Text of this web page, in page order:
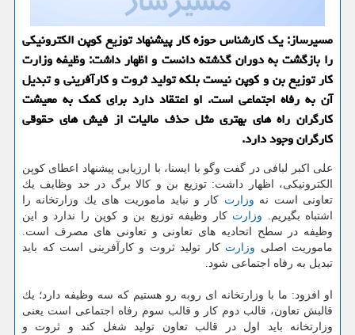
مسیرساز: یك كارشناس حوزه كار پیشنهاد توزیع كوپن الكترونیكی
را بازگشت به دوران گذشته دانست و اظهار داشت: وظیفه وزارت
كار توزیع بن و كوپن نیست بلكه تولید ثروت و كارآفرینی و تبدیل
آن به رفاه اجتماعی است. او اعتقاد دارد برای كمك به معیشت
كارگران راه های بهتری مثل حذف مالیات از فیش های حقوقی
كارگران وجود دارد.
علی اكبر لبافی در گفت وگو با ایسنا، با ارزیابی پیشنهاد اعطای كوپن
الكترونیكی، اظهار داشت: توزیع بن و كالا برگ در حد وظایف یك
تعاونی است نه وزارت كار و نباید ماموریت های یك وزارتخانه را
اشتباه بگیریم. وزارت كار وظیفه توزیع بن و كوپن را ندارد و این
وظیفه در سطح اتحادیه های تعاونی و تعاونی های مصرف است.
ماموریت اصلی وزارت كار تولید ثروت و كارآفرینی است كه باید
تبدیل به رفاه اجتماعی شود.
او افزود: ما با وزارتخانه ای روبه رو هستیم كه سه وظیفه دارد؛ یك
قالبش تعاون، قالب دوم كار و قالب سوم رفاه اجتماعی است یعنی
وزارتخانه باید اول در قالب تعاون تولید شغل كند و ثروت و